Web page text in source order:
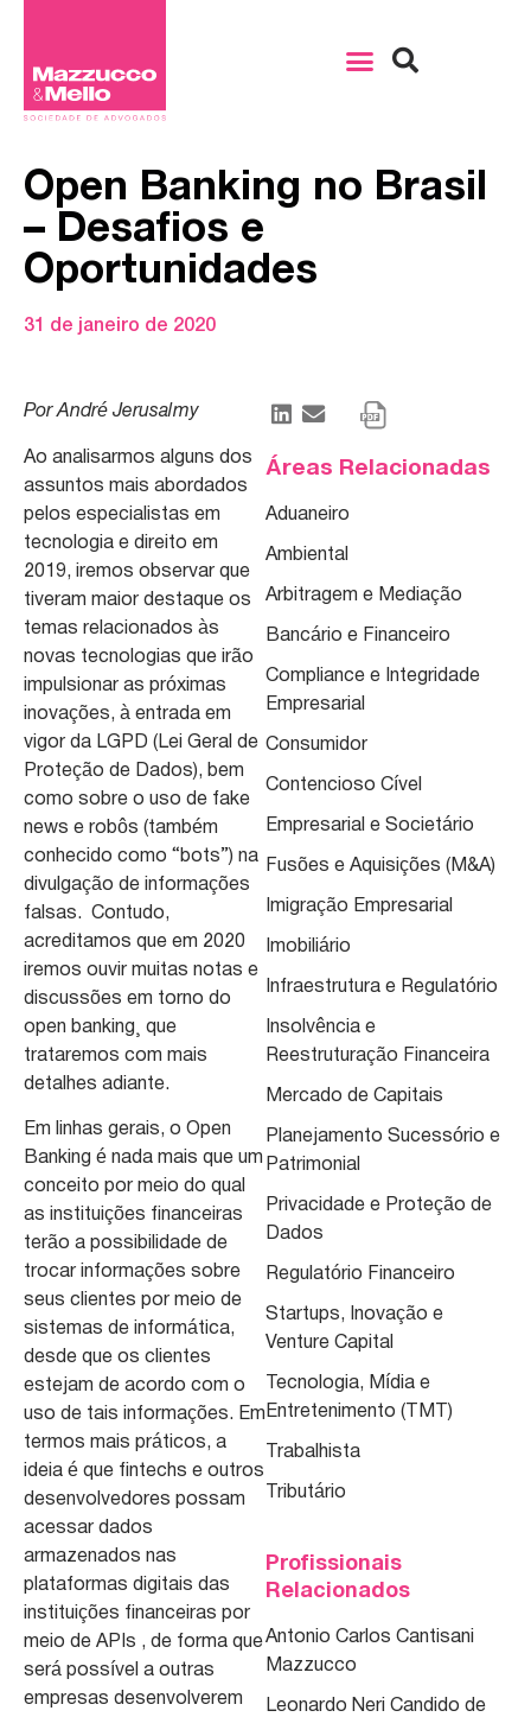
Open Banking no Brasil
– Desafios e
Oportunidades
31 de janeiro de 2020
Por André Jerusalmy
Ao analisarmos alguns dos
assuntos mais abordados
pelos especialistas em
tecnologia e direito em
2019, iremos observar que
tiveram maior destaque os
temas relacionados às
novas tecnologias que irão
impulsionar as próximas
inovações, à entrada em
vigor da LGPD (Lei Geral de
Proteção de Dados), bem
como sobre o uso de fake
news e robôs (também
conhecido como “bots”) na
divulgação de informações
falsas. Contudo,
acreditamos que em 2020
iremos ouvir muitas notas e
discussões em torno do
open banking¸ que
trataremos com mais
detalhes adiante.
Em linhas gerais, o Open
Banking é nada mais que um
conceito por meio do qual
as instituições financeiras
terão a possibilidade de
trocar informações sobre
seus clientes por meio de
sistemas de informática,
desde que os clientes
estejam de acordo com o
uso de tais informações. Em
termos mais práticos, a
ideia é que fintechs e outros
desenvolvedores possam
acessar dados
armazenados nas
plataformas digitais das
instituições financeiras por
meio de APIs , de forma que
será possível a outras
empresas desenvolverem
Áreas Relacionadas
Aduaneiro
Ambiental
Arbitragem e Mediação
Bancário e Financeiro
Compliance e Integridade
Empresarial
Consumidor
Contencioso Cível
Empresarial e Societário
Fusões e Aquisições (M&A)
Imigração Empresarial
Imobiliário
Infraestrutura e Regulatório
Insolvência e
Reestruturação Financeira
Mercado de Capitais
Planejamento Sucessório e
Patrimonial
Privacidade e Proteção de
Dados
Regulatório Financeiro
Startups, Inovação e
Venture Capital
Tecnologia, Mídia e
Entretenimento (TMT)
Trabalhista
Tributário
Profissionais
Relacionados
Antonio Carlos Cantisani
Mazzucco
Leonardo Neri Candido de